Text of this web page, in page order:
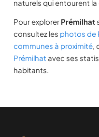
naturels qui entourent
Pour explorer Prémilhat
consultez les photos de
communes à proximité,
Prémilhat avec ses
habitants.